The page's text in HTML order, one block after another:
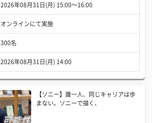
2026年08月31日(月) 15:00〜16:00
オンラインにて実施
300名
2026年08月31日(月) 14:00
【ソニー】誰一人、同じキャリアは歩
まない。ソニーで描く、